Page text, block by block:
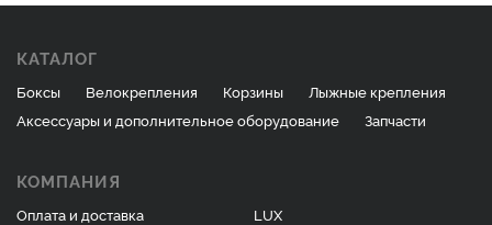
КАТАЛОГ
Боксы Велокрепления Корзины
Лыжные крепления
Аксессуары и дополнительное оборудование
Запчасти
КОМПАНИЯ
Оплата и доставка
LUX